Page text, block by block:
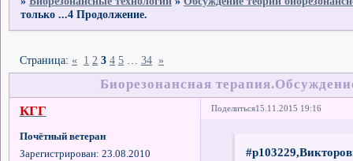
только ...4 Продолжение.
Биорезонансная
Страница: « 1 2 3 4 5 … 34 »
Поделиться15.11.2015 19:16
КГГ
Почётный ветеран
Зарегистрирован: 23.08.2010